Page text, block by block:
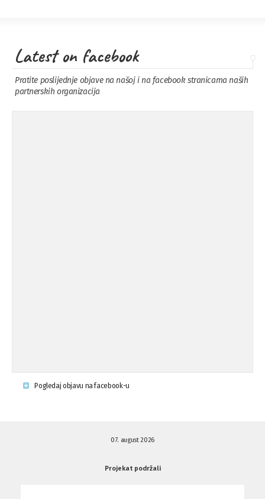
Latest on facebook
Pratite poslijednje objave na našoj i na facebook stranicama naših
partnerskih organizacija
Pogledaj objavu na facebook-u
07. august 2026
Projekat podržali